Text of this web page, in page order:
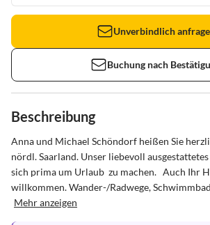
Unverbindlich
Buchung nach
Beschreibung
Anna und Michael Schöndorf heißen Sie
nördl. Saarland. Unser liebevoll
sich prima um Urlaub  zu machen.   Auch Ihr
willkommen. Wander-/Radwege,
Mehr anzeigen